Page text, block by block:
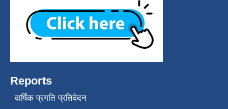
Reports
वार्षिक प्रगति प्रतिवेदन